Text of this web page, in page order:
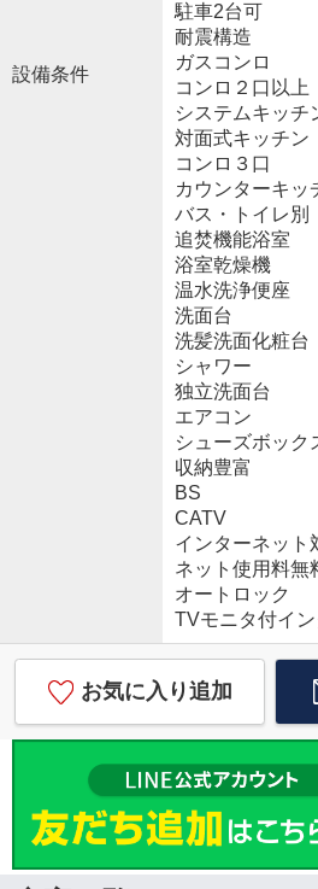
設備条件
駐車2台可
耐震構造
ガスコンロ
コンロ２口以上
システムキッチ
対面式キッチン
コンロ３口
カウンターキッ
バス・トイレ別
追焚機能浴室
浴室乾燥機
温水洗浄便座
洗面台
洗髪洗面化粧台
シャワー
独立洗面台
エアコン
シューズボック
収納豊富
BS
CATV
インターネット
ネット使用料無
オートロック
TVモニタ付イ
お気に入り追加